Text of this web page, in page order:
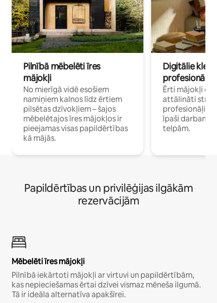
Pilnībā mēbelēti īres
mājokļi
No mierīgā vidē esošiem
namiņiem kalnos līdz ērtiem
pilsētas dzīvokļiem – šajos
mēbelētajos īres mājokļos ir
pieejamas visas papildērtības
kā mājās.
Digitālie
profesionāļi
Ērti mājokļi
attālināti
īpaši darbam
telpām.
Papildērtības un privilēģijas ilgākām
rezervācijām
Mēbelēti īres mājokļi
Pilnībā iekārtoti mājokļi ar virtuvi un papildērtībām,
kas nepieciešamas ērtai dzīvei vismaz mēneša ilgumā.
Tā ir ideāla alternatīva apakšīrei.